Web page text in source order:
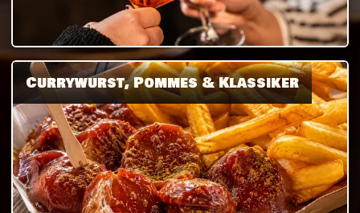
Currywurst, Pommes & Klassiker